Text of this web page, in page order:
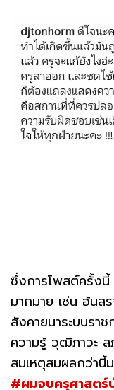
ซึ่งการโพสต์ครั้งนี้
มากมาย เช่น อ้นส
สังคายนาระบบรา
ความรู้ วุฒิภาวะ ส
สมเหตุสมผลกว่านี้
#ผมจบครุศาสต